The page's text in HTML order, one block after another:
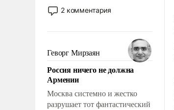
США потребуется более трех
лет. Даже небольшая война с
Сложившаяся ситуация
означает многолетний период
уязвимости США, например,
перед Китаем.
2 комментария
Геворг Мирзаян
Россия ничего не должна
Армении
Москва системно и жестко
разрушает тот фантастический